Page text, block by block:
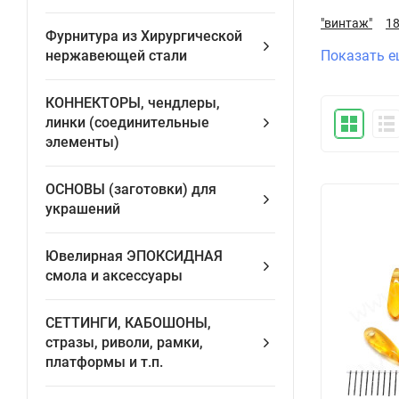
Фурнитура из Хирургической
нержавеющей стали
КОННЕКТОРЫ, чендлеры,
линки (соединительные
элементы)
ОСНОВЫ (заготовки) для
украшений
Ювелирная ЭПОКСИДНАЯ
смола и аксессуары
СЕТТИНГИ, КАБОШОНЫ,
стразы, риволи, рамки,
платформы и т.п.
"винтаж"
Показать